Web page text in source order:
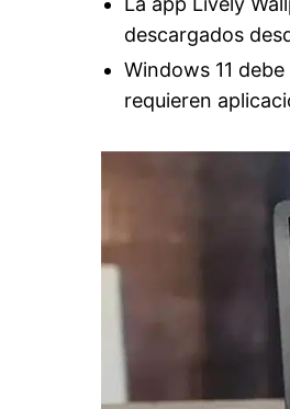
descargados
Windows 11
requieren